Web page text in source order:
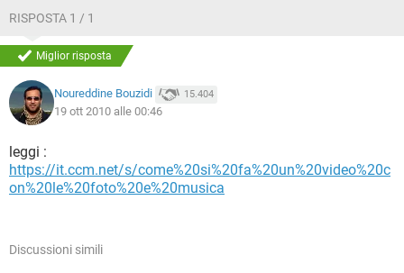
RISPOSTA 1 / 1
Miglior risposta
Noureddine Bouzidi 15.404
19 ott 2010 alle 00:46
leggi :
https://it.ccm.net/s/come%20si%20fa%20un%20video%20c
on%20le%20foto%20e%20musica
Discussioni simili